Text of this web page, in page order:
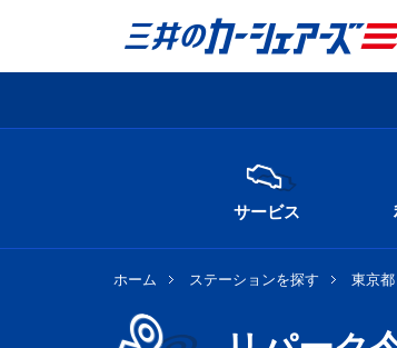
サービス
ホーム ステーションを探す 東京都